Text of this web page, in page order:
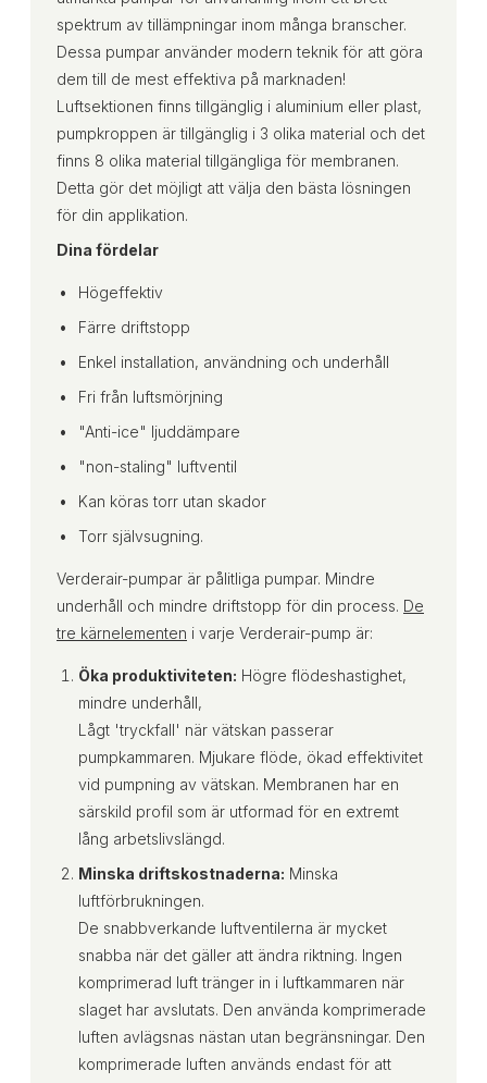
spektrum av tillämpningar inom många branscher.
Dessa pumpar använder modern teknik för att göra
dem till de mest effektiva på marknaden!
Luftsektionen finns tillgänglig i aluminium eller plast,
pumpkroppen är tillgänglig i 3 olika material och det
finns 8 olika material tillgängliga för membranen.
Detta gör det möjligt att välja den bästa lösningen
för din applikation.
Dina fördelar
Högeffektiv
Färre driftstopp
Enkel installation, användning och underhåll
Fri från luftsmörjning
"Anti-ice" ljuddämpare
"non-staling" luftventil
Kan köras torr utan skador
Torr självsugning.
Verderair-pumpar är pålitliga pumpar. Mindre
underhåll och mindre driftstopp för din process. De
tre kärnelementen i varje Verderair-pump är:
Öka produktiviteten: Högre flödeshastighet,
mindre underhåll,
Lågt 'tryckfall' när vätskan passerar
pumpkammaren. Mjukare flöde, ökad effektivitet
vid pumpning av vätskan. Membranen har en
särskild profil som är utformad för en extremt
lång arbetslivslängd.
Minska driftskostnaderna: Minska
luftförbrukningen.
De snabbverkande luftventilerna är mycket
snabba när det gäller att ändra riktning. Ingen
komprimerad luft tränger in i luftkammaren när
slaget har avslutats. Den använda komprimerade
luften avlägsnas nästan utan begränsningar. Den
komprimerade luften används endast för att